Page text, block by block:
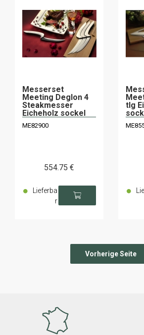
Messerset
Meeting Deglon 4
Steakmesser
Eicheholz sockel
ME82900
554.75 €
Lieferba
r
tlg